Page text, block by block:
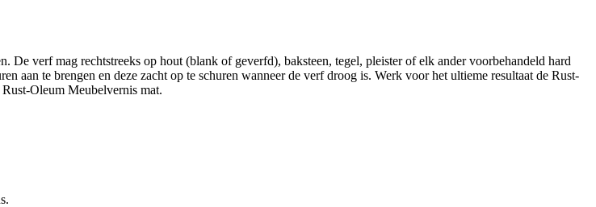
verf mag rechtstreeks op hout (blank of geverfd), baksteen, tegel, pleister of elk ander voorbehandeld hard
aan te brengen en deze zacht op te schuren wanneer de verf droog is. Werk voor het ultieme resultaat de Rust-
Oleum Meubelvernis mat.